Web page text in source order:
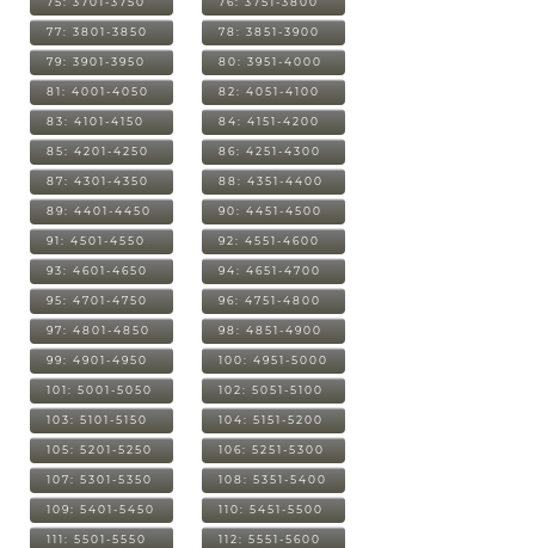
77: 3801-3850 78: 3851-3900
79: 3901-3950 80: 3951-4000
81: 4001-4050 82: 4051-4100
83: 4101-4150 84: 4151-4200
85: 4201-4250 86: 4251-4300
87: 4301-4350 88: 4351-4400
89: 4401-4450 90: 4451-4500
91: 4501-4550 92: 4551-4600
93: 4601-4650 94: 4651-4700
95: 4701-4750 96: 4751-4800
97: 4801-4850 98: 4851-4900
99: 4901-4950 100: 4951-5000
101: 5001-5050 102: 5051-5100
103: 5101-5150 104: 5151-5200
105: 5201-5250 106: 5251-5300
107: 5301-5350 108: 5351-5400
109: 5401-5450 110: 5451-5500
111: 5501-5550 112: 5551-5600